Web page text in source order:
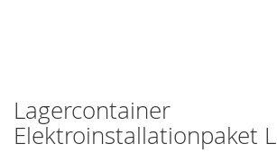
Zum
Anfang
der
Lagercontainer
Elektroinstallationpaket L